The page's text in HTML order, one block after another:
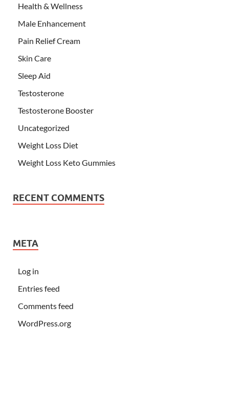
Health & Wellness
Male Enhancement
Pain Relief Cream
Skin Care
Sleep Aid
Testosterone
Testosterone Booster
Uncategorized
Weight Loss Diet
Weight Loss Keto Gummies
RECENT COMMENTS
META
Log in
Entries feed
Comments feed
WordPress.org